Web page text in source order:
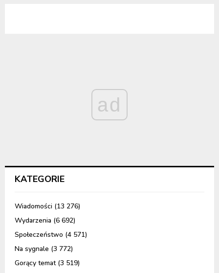
ad
KATEGORIE
Wiadomości (13 276)
Wydarzenia (6 692)
Społeczeństwo (4 571)
Na sygnale (3 772)
Gorący temat(3 519)